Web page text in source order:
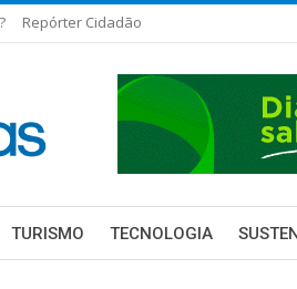
Repórter Cidadão
TURISMO TECNOLOGIA